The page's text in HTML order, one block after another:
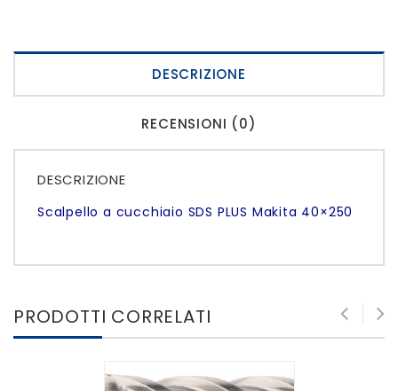
DESCRIZIONE
RECENSIONI (0)
DESCRIZIONE
Scalpello a cucchiaio SDS PLUS Makita 40×250
PRODOTTI CORRELATI